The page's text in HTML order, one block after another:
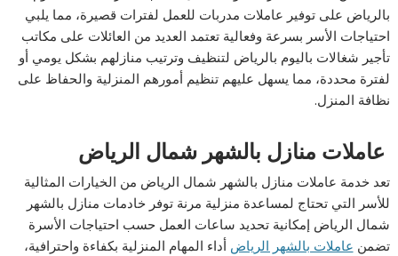
بالرياض على توفير عاملات مدربات للعمل لفترات قصيرة، مما يلبي
احتياجات الأسر بسرعة وفعالية تعتمد العديد من العائلات على مكاتب
تأجير شغالات باليوم بالرياض لتنظيف وترتيب منازلهم بشكل يومي أو
لفترة محددة، مما يسهل عليهم تنظيم أمورهم المنزلية والحفاظ على
نظافة المنزل.
عاملات منازل بالشهر شمال الرياض
تعد خدمة عاملات منازل بالشهر شمال الرياض من الخيارات المثالية
للأسر التي تحتاج لمساعدة منزلية مرنة توفر خادمات منازل بالشهر
شمال الرياض إمكانية تحديد ساعات العمل حسب احتياجات الأسرة
تضمن عاملات بالشهر الرياض أداء المهام المنزلية بكفاءة واحترافية،